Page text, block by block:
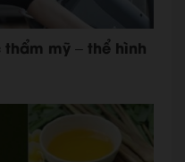
mỹ – thể hình